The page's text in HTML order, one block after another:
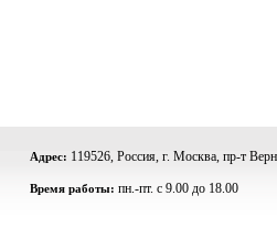
Адрес: 119526, Россия, г. Москва, пр-т
Время работы: пн.-пт. c 9.00 до 18.00